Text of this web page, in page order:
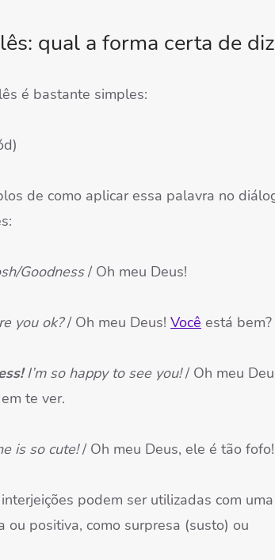
qual a forma certa de
é bastante simples:
de como aplicar essa palavra no
Goodness/ Oh meu Deus!
you ok?/ Oh meu Deus! Você está bem?
I’m so happy to see you!/ Oh meu
te ver.
is so cute!/ Oh meu Deus, ele é tão fofo!
podem ser utilizadas com uma
ou positiva, como surpresa (susto) ou